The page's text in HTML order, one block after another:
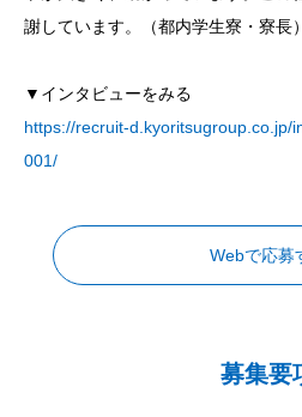
謝しています。（都内学生寮・寮長）
▼インタビューをみる
https://recruit-d.kyoritsugroup.co.jp/
001/
Webで応募
募集要